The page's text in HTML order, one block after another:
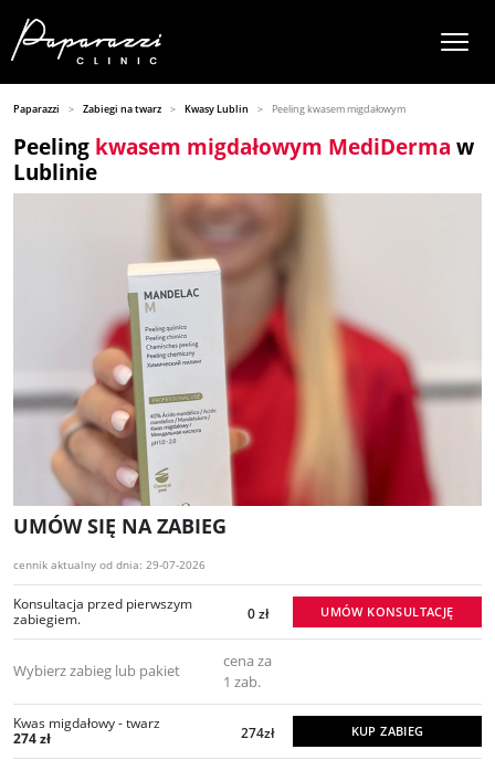
Paparazzi Zabiegi na twarz Kwasy Lublin Peeling kwasem migdałowym
Peeling kwasem migdałowym MediDerma w
Lublinie
UMÓW SIĘ NA ZABIEG
cennik aktualny od dnia: 29-07-2026
Konsultacja przed pierwszym
zabiegiem.
0 zł UMÓW KONSULTACJĘ
Wybierz zabieg lub pakiet
cena za
1 zab.
Kwas migdałowy - twarz
274 zł
274zł KUP ZABIEG